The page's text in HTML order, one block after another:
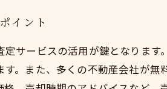
イント
サービスの活用が鍵となりま
。また、多くの不動産会社が